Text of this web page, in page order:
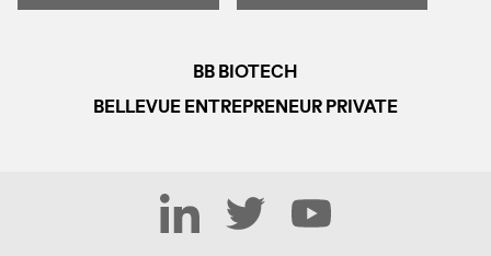
BB BIOTECH
BELLEVUE ENTREPRENEUR PRIVATE
LinkedIn Twitter YouTube